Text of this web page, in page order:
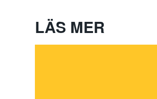
LÄS MER